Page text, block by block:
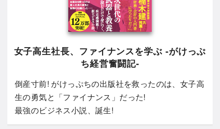
女子高生社長、ファイナンスを学ぶ -がけっぷ
ち経営奮闘記-
倒産寸前! がけっぷちの出版社を救ったのは、女子高
生の勇気と「ファイナンス」だった!
最強のビジネス小説、誕生!